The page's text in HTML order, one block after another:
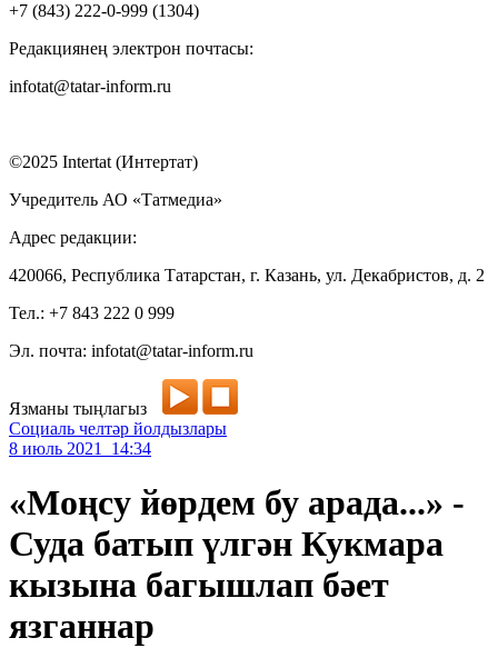
+7 (843) 222-0-999 (1304)
Редакциянең электрон почтасы:
infotat@tatar-inform.ru
©2025 Intertat (Интертат)
Учредитель АО «Татмедиа»
Адрес редакции:
420066, Республика Татарстан, г. Казань, ул. Декабристов, д. 2
Тел.: +7 843 222 0 999
Эл. почта: infotat@tatar-inform.ru
Язманы тыңлагыз
Социаль челтәр йолдызлары
8 июль 2021 14:34
«Моңсу йөрдем бу арада...» -
Суда батып үлгән Кукмара
кызына багышлап бәет
язганнар